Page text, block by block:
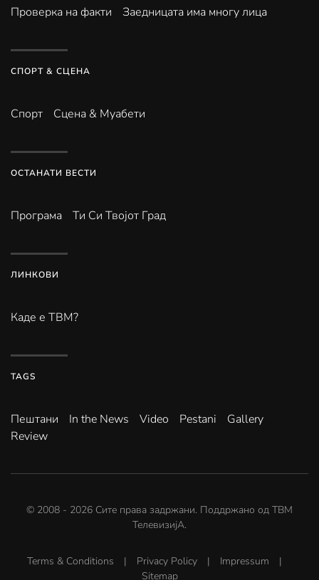
Проверка на факти
Заедницата има многу лица
СПОРТ & СЦЕНА
Спорт Сцена & Муабети
ОСТАНАТИ ВЕСТИ
Програма Ти Си Твојот Град
ЛИНКОВИ
Каде е ТВМ?
TAGS
Пештани In the News Video Pestani
Gallery
Review
© 2008 - 2026 Сите права задржани. Поддржано од ТВМ
ТелевизијА.
Terms & Conditions | Privacy Policy | Impressum |
Sitemap